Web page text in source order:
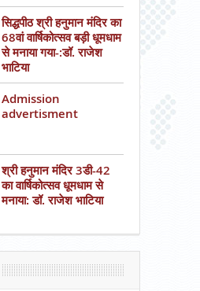
सिद्धपीठ श्री हनुमान मंदिर का
68वां वार्षिकोत्सव बड़ी धूमधाम
से मनाया गया-:डॉ. राजेश
भाटिया
Admission
advertisment
श्री हनुमान मंदिर 3डी-42
का वार्षिकोत्सव धूमधाम से
मनाया: डॉ. राजेश भाटिया